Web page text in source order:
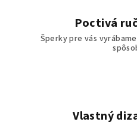
Poctivá
Šperky pre vás
Vlastný